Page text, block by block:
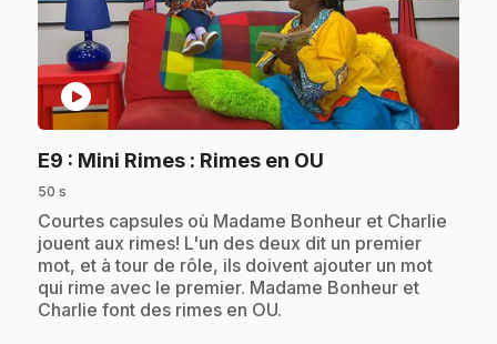
play_circle
E9 : Mini Rimes : Rimes en OU
50 s
.Courtes capsules où Madame Bonheur et Charlie
jouent aux rimes! L'un des deux dit un premier
mot, et à tour de rôle, ils doivent ajouter un mot
qui rime avec le premier. Madame Bonheur et
Charlie font des rimes en OU.